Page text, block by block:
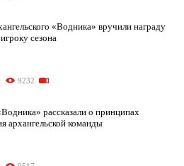
«Водника» вручили награду
сезона
9232
рассказали о принципах
архангельской команды